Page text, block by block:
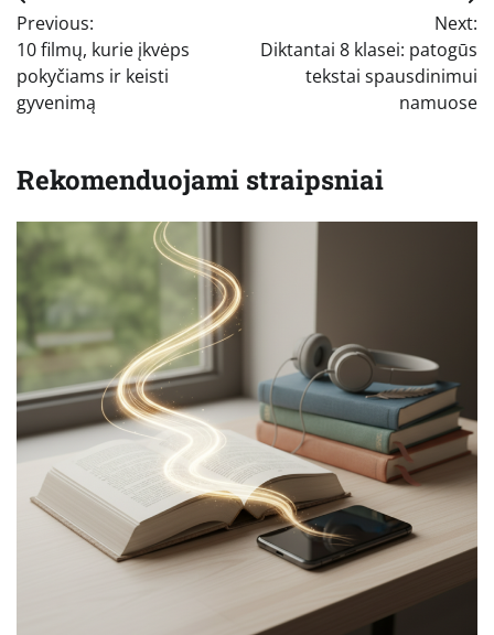
tarp
įrašų
Previous:
10 filmų, kurie įkvėps
pokyčiams ir keisti
gyvenimą
Next:
Diktantai 8 klasei: patogūs
tekstai spausdinimui
namuose
Rekomenduojami straipsniai